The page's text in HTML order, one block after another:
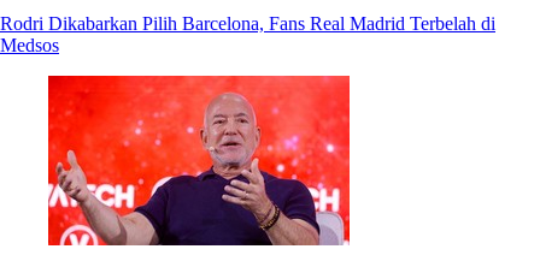
Rodri Dikabarkan Pilih Barcelona, Fans Real Madrid Terbelah di
Medsos